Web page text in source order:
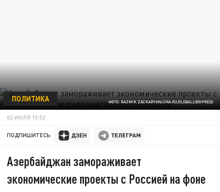
ФОТО: RAZMIK ZACKARYAN/URA.RU/GLOBALLOOKPRESS
ПОЛИТИКА
02 ИЮЛЯ 15:52
ПОДПИШИТЕСЬ:
Азербайджан замораживает
экономические проекты с Россией на фоне